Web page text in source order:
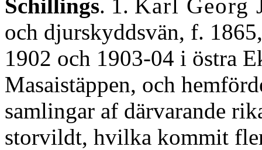
Schillings. 1. Karl Georg
och djurskyddsvän, f.
1902 och 1903-04 i östra
Masaistäppen, och
samlingar af därvarande
storvildt, hvilka kommit